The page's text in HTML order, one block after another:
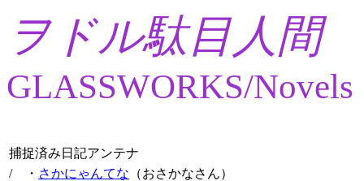
ヲドル駄目人間
GLASSWORKS/Novels
捕捉済み日記アンテナ
/ ・ さかにゃんてな （おさかなさん）